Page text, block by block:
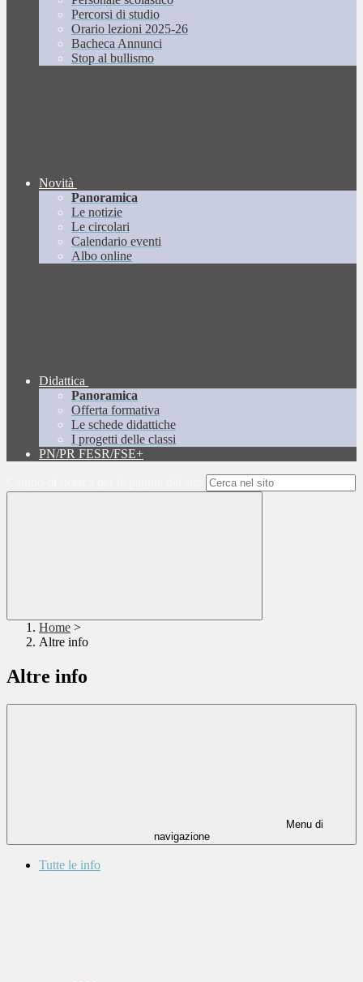
Percorsi di studio
Orario lezioni 2025-26
Bacheca Annunci
Stop al bullismo
Novità
Panoramica
Le notizie
Le circolari
Calendario eventi
Albo online
Didattica
Panoramica
Offerta formativa
Le schede didattiche
I progetti delle classi
PN/PR FESR/FSE+
Home >
Altre info
Altre info
Menu di
navigazione
Tutte le info